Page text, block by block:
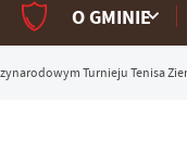
O GMINIE
Turnieju Tenisa